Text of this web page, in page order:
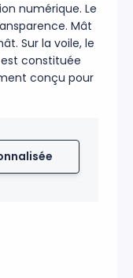
numérique. Le
Mât
Sur la voile, le
est constituée
conçu pour
2 socles